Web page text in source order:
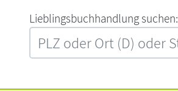
L‍i‍e‍b‍l‍i‍n‍g‍s‍b‍u‍c‍h‍h‍a‍n‍d‍l‍u‍n‍g‍ ‍s‍u‍c‍h‍e‍n‍:‍